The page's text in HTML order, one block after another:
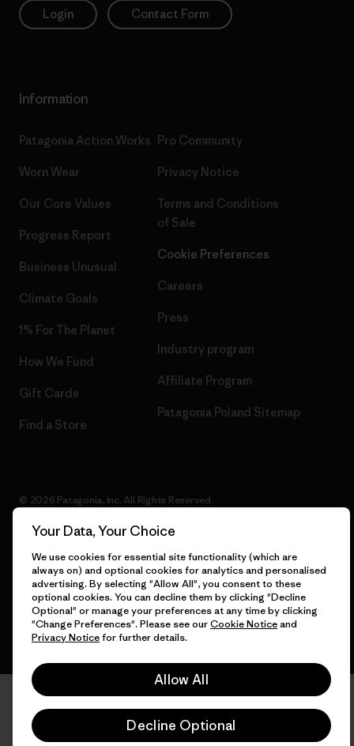
Login Contact Form
Information
Patagonia Action Works
Worn Wear
Our Core Values
Progress Report
Business Unusual
Climate Goals
1% For The Planet
How We Fund
Gift Cards
Find a Store
Pro Community
Privacy Notice
Terms and Conditions
of Sale
Cookie Preferences
Careers
Press
Industry program
Affiliate Program
Patagonia Poland Sitemap
© 2026 Patagonia, Inc. All Rights Reserved.
English
Your Data, Your Choice
We use cookies for essential site functionality (which are
always on) and optional cookies for analytics and personalised
advertising. By selecting "Allow All", you consent to these
optional cookies. You can decline them by clicking "Decline
Optional" or manage your preferences at any time by clicking
"Change Preferences". Please see ourCookie Noticeand
Privacy Noticefor further details.
Allow All
Decline Optional